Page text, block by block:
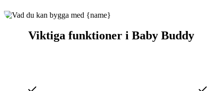
Viktiga funktioner i Baby Buddy